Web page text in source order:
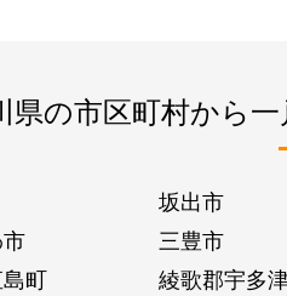
県の市区町村から
坂出市
三豊市
町 綾歌郡宇多